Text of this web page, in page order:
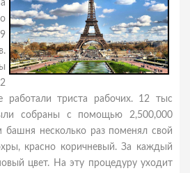
работали триста рабочих. 12 тыс
собраны с помощью 2,500,000
башня несколько раз поменял свой
красно коричневый. За каждый
цвет. На эту процедуру уходит